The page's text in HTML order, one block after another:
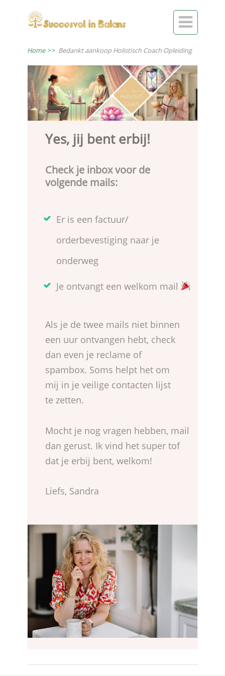

Home >> Bedankt aankoop Holistisch Coach Opleiding
Yes, jij bent erbij!
Check je inbox voor de
volgende mails:
Er is een factuur/
orderbevestiging naar je
onderweg
Je ontvangt een welkom mail
Als je de twee mails niet binnen
een uur ontvangen hebt, check
dan even je reclame of
spambox. Soms helpt het om
mij in je veilige contacten lijst
te zetten.
Mocht je nog vragen hebben, mail
dan gerust. Ik vind het super tof
dat je erbij bent, welkom!
Liefs, Sandra